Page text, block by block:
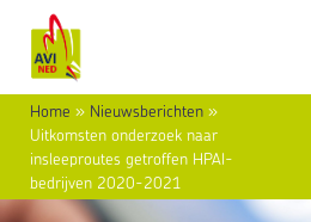
Home » Nieuwsberichten »
Uitkomsten onderzoek naar
insleeproutes getroffen HPAI-
bedrijven 2020-2021